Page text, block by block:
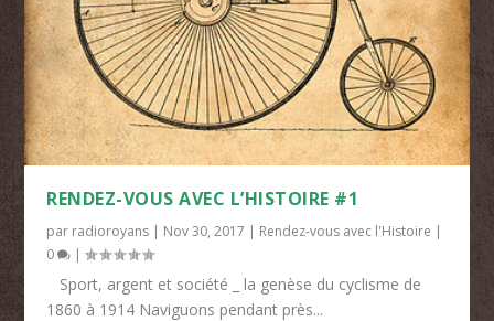
RENDEZ-VOUS AVEC L’HISTOIRE #1
par radioroyans | Nov 30, 2017 | Rendez-vous avec l'Histoire |
0
|
Sport, argent et société _ la genèse du cyclisme de
1860 à 1914 Naviguons pendant près...